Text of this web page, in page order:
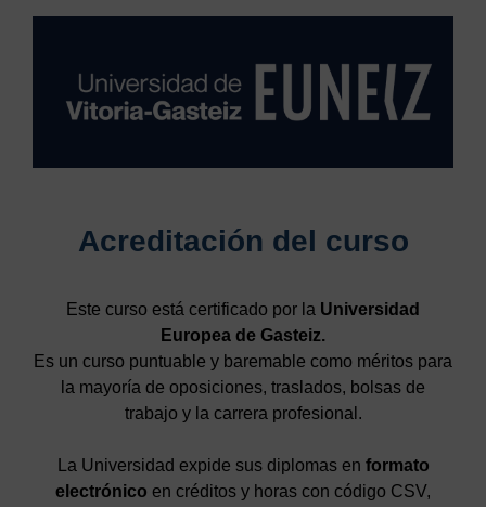
Acreditación del curso
Este curso está certificado por la Universidad
Europea de Gasteiz.
Es un curso puntuable y baremable como méritos para
la mayoría de oposiciones, traslados, bolsas de
trabajo y la carrera profesional.
La Universidad expide sus diplomas en formato
electrónico en créditos y horas con código CSV,